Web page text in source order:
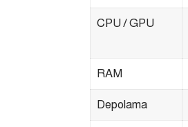
CPU / GPU
RAM
Depolama